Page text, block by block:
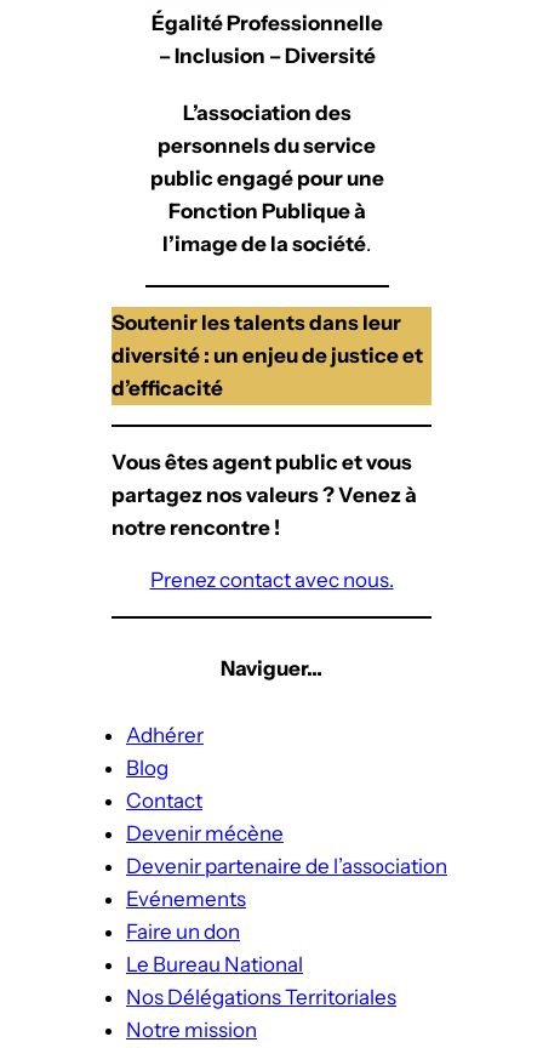
Égalité Professionnelle
– Inclusion – Diversité
L’association des
personnels du service
public engagé pour une
Fonction Publique à
l’image de la société.
Soutenir les talents dans leur
diversité : un enjeu de justice et
d’efficacité
Vous êtes agent public et vous
partagez nos valeurs ? Venez à
notre rencontre !
Prenez contact avec nous.
Naviguer…
Adhérer
Blog
Contact
Devenir mécène
Devenir partenaire de l’association
Evénements
Faire un don
Le Bureau National
Nos Délégations Territoriales
Notre mission